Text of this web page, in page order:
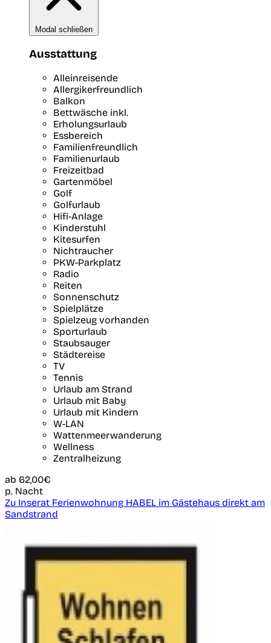
Modal schließen
Ausstattung
Alleinreisende
Allergikerfreundlich
Balkon
Bettwäsche inkl.
Erholungsurlaub
Essbereich
Familienfreundlich
Familienurlaub
Freizeitbad
Gartenmöbel
Golf
Golfurlaub
Hifi-Anlage
Kinderstuhl
Kitesurfen
Nichtraucher
PKW-Parkplatz
Radio
Reiten
Sonnenschutz
Spielplätze
Spielzeug vorhanden
Sporturlaub
Staubsauger
Städtereise
TV
Tennis
Urlaub am Strand
Urlaub mit Baby
Urlaub mit Kindern
W-LAN
Wattenmeerwanderung
Wellness
Zentralheizung
ab 62,00€
p. Nacht
Zu Inserat Ferienwohnung HABEL im Gästehaus direkt am
Sandstrand